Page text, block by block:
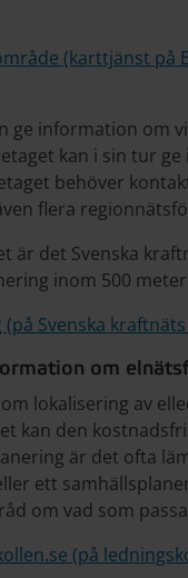
(karttjänst på
ge information om
kan i sin tur
behöver
flera
är det Svenska
inom 500
Svenska
om
lokalisering av
kan den
är det ofta
ett
om vad som
(på